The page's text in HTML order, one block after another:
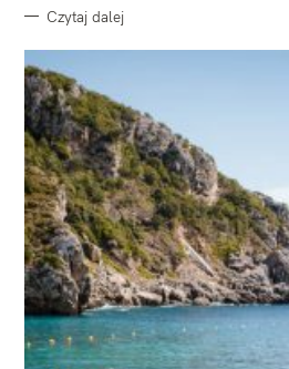
Czytaj dalej